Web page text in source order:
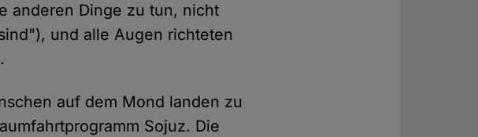
anderen Dinge zu tun, nicht
und alle Augen richteten
auf dem Mond landen zu
Sojuz. Die